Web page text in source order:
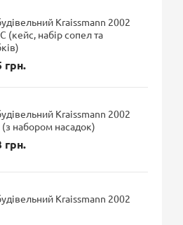
Kraissmann 2002
(кейс, набір сопел та
грн.
Kraissmann 2002
(з набором насадок)
грн.
Kraissmann 2002